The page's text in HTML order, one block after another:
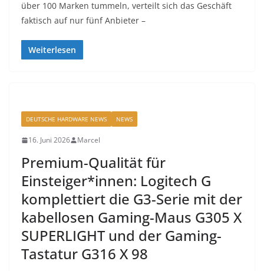
über 100 Marken tummeln, verteilt sich das Geschäft
faktisch auf nur fünf Anbieter –
Weiterlesen
DEUTSCHE HARDWARE NEWS NEWS
16. Juni 2026 Marcel
Premium-Qualität für
Einsteiger*innen: Logitech G
komplettiert die G3-Serie mit der
kabellosen Gaming-Maus G305 X
SUPERLIGHT und der Gaming-
Tastatur G316 X 98